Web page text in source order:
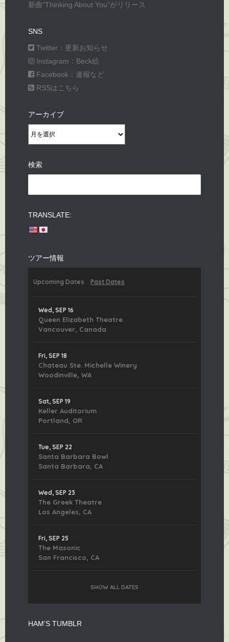
新曲“Thinking About You”がリリース
SNS
Twitter：更新お知らせ
Instagram：Beck絵
Facebook：速報など
RSSはこちら
アーカイブ
ア
ー
イ
検索
for:
TRANSLATE:
ツアー情報
Upcoming Dates Past Dates
Wed, SEP 16
Queen Elizabeth Theatre
Vancouver, Canada
Fri, SEP 18
Chateau Ste. Michelle Winery
Woodinville, WA
Sat, SEP 19
Keller Auditorium
Portland, OR
Tue, SEP 22
Santa Barbara Bowl
Santa Barbara, CA
Wed, SEP 23
The Greek Theatre
Los Angeles, CA
Fri, SEP 25
The Masonic
San Francisco, CA
SHOW ALL DATES
HAM’S TUMBLR